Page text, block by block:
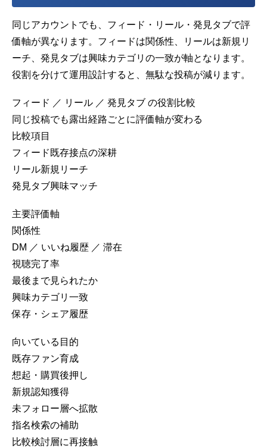
同じアカウントでも、フィード・リール・発見タブで評
価軸が異なります。フィードは関係性、リールは新規リ
ーチ、発見タブは興味カテゴリの一致が軸となります。
役割を分けて運用設計すると、無駄な投稿が減ります。
フィード ／ リール ／ 発見タブ の役割比較
同じ投稿でも露出経路ごとに評価軸が変わる
比較項目
フィード 既存接点の深耕
リール新規リーチ
発見タブ興味マッチ
主要評価軸
関係性
DM ／ いいね履歴 ／ 滞在
視聴完了率
最後まで見られたか
興味カテゴリ一致
保存・シェア履歴
向いている目的
既存ファン育成
想起・購買後押し
新規認知獲得
未フォロー層へ拡散
指名検索の補助
比較検討層に再接触